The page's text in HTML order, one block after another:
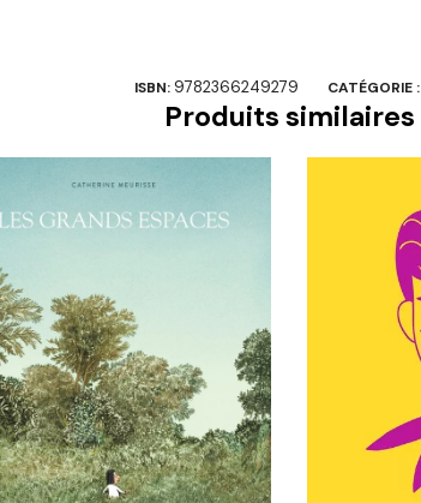
ISBN: 9782366249279 CATÉGORIE :
Produits similaires